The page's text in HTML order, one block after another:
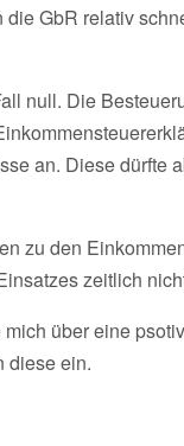
GbR relativ
null. Die
an. Diese dürfte
zu den
zeitlich
über eine
diese ein.